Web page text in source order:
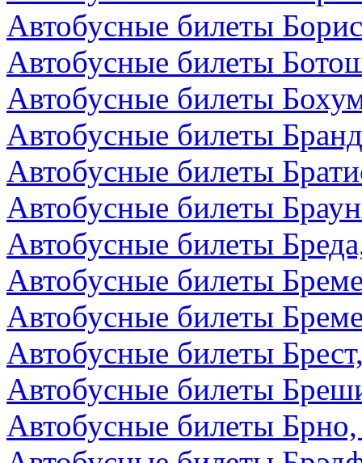
Автобусные билеты
Автобусные билеты
Автобусные билеты
Автобусные билеты
Автобусные билеты
Автобусные билеты
Автобусные билеты
Автобусные билеты
Автобусные билеты
Автобусные билеты
Автобусные билеты
Автобусные билеты